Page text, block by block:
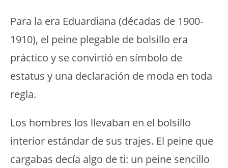
Para la era Eduardiana (décadas de 1900-
1910), el peine plegable de bolsillo era
práctico y se convirtió en símbolo de
estatus y una declaración de moda en toda
regla.
Los hombres los llevaban en el bolsillo
interior estándar de sus trajes. El peine que
cargabas decía algo de ti: un peine sencillo